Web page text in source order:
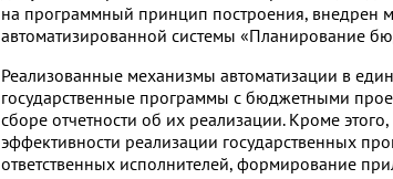
на программный принцип построения, внедрен
автоматизированной системы «Планирование
Реализованные механизмы автоматизации в
государственные программы с бюджетными
сборе отчетности об их реализации. Кроме
эффективности реализации государственных
ответственных исполнителей, формирование